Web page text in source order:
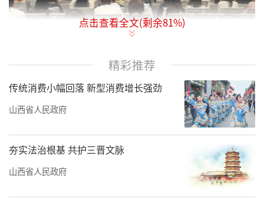
展，形成对风湿免疫病诊治新的理念”。6月24
日，在第二十一届中国中西医结合学会风湿类
疾病专业委员会学术年会暨第四届（2023）中
国中西融合风湿免疫健康大会上，中国工程院
院士张伯礼、陈香美等专家对该会寄予期许。
中国工程院院士刘良、国医大师王晞星等39位
中医、西医、中西医结合领域的著名专家学者
点击查看全文(剩余81%)
精彩推荐
传统消费小幅回落 新型消费增长强劲
山西省人民政府
夯实法治根基 共护三晋文脉
山西省人民政府